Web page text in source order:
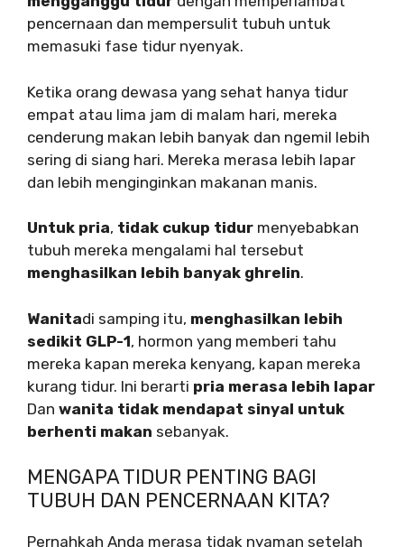
pencernaan dan mempersulit tubuh untuk
memasuki fase tidur nyenyak.
Ketika orang dewasa yang sehat hanya tidur
empat atau lima jam di malam hari, mereka
cenderung makan lebih banyak dan ngemil lebih
sering di siang hari. Mereka merasa lebih lapar
dan lebih menginginkan makanan manis.
Untuk pria, tidak cukup tidur menyebabkan
tubuh mereka mengalami hal tersebut
menghasilkan lebih banyak ghrelin.
Wanitadi samping itu, menghasilkan lebih
sedikit GLP-1, hormon yang memberi tahu
mereka kapan mereka kenyang, kapan mereka
kurang tidur. Ini berarti pria merasa lebih lapar
Dan wanita tidak mendapat sinyal untuk
berhenti makan sebanyak.
MENGAPA TIDUR PENTING BAGI
TUBUH DAN PENCERNAAN KITA?
Pernahkah Anda merasa tidak nyaman setelah